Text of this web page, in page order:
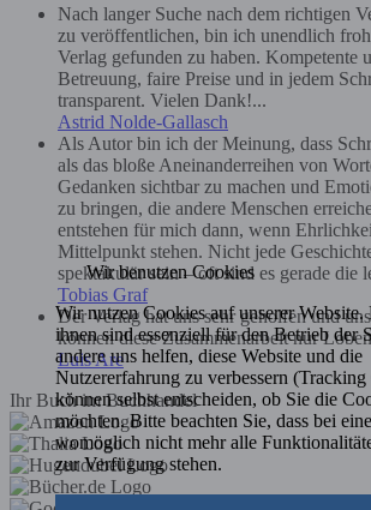
Nach langer Suche nach dem richtigen
zu veröffentlichen, bin ich unendlich
Verlag gefunden zu haben. Kompetente
Betreuung, faire Preise und in jedem
transparent. Vielen Dank!...
Astrid Nolde-Gallasch
Als Autor bin ich der Meinung, dass
als das bloße Aneinanderreihen von
Gedanken sichtbar zu machen und
zu bringen, die andere Menschen
entstehen für mich dann, wenn
Mittelpunkt stehen. Nicht jede
spektakulär sein – oft sind es gerade die
Tobias Graf
Der Verlag hat uns sehr geholfen und
können diese Zusammenarbeit nur
Luis Are
Ihr Buch im Buchhandel
Wir benutzen Cookies
Wir nutzen Cookies auf unserer
ihnen sind essenziell für den Betrieb der
andere uns helfen, diese Website und die
Nutzererfahrung zu verbessern
können selbst entscheiden, ob Sie die
möchten. Bitte beachten Sie, dass bei
womöglich nicht mehr alle
zur Verfügung stehen.